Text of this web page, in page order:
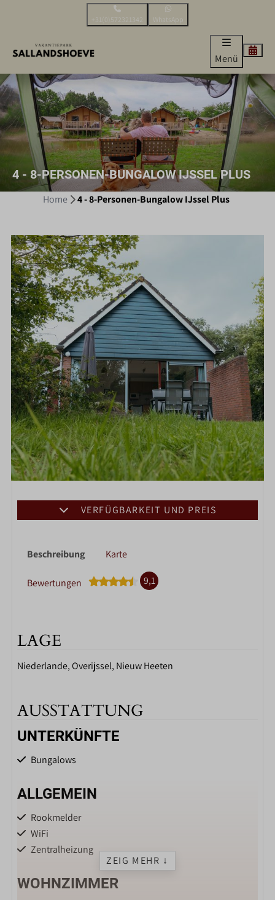
+31(0)572321342 WhatsApp
Menü
4 - 8-PERSONEN-BUNGALOW IJSSEL PLUS
Home 4 - 8-Personen-Bungalow IJssel Plus
VERFÜGBARKEIT UND PREIS
Beschreibung Karte
Bewertungen 9,1
LAGE
Niederlande, Overijssel, Nieuw Heeten
AUSSTATTUNG
UNTERKÜNFTE
Bungalows
ALLGEMEIN
Rookmelder
WiFi
Zentralheizung
WOHNZIMMER
ZEIG MEHR ↓